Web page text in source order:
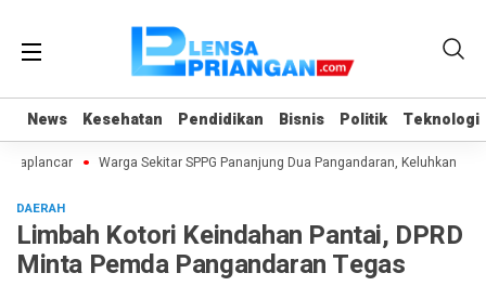
News Kesehatan Pendidikan Bisnis Politik Teknologi
News Kesehatan Pendidikan Bisnis Politik Teknologi
Warga Sekitar SPPG Pananjung Dua Pangandaran, Keluhkan
DAERAH
Limbah Kotori Keindahan Pantai, DPRD
Minta Pemda Pangandaran Tegas